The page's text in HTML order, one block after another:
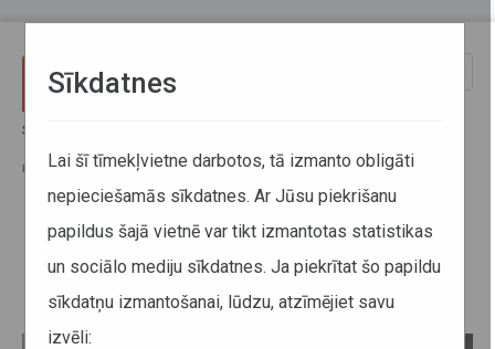
Sākums
negatīvu Covid-19 testu
No 25. janvāra Latvijā varēs
ieceļot, uzrādot tikai viena veida
negatīvu Covid-19 testu
Sīkdatnes
Lai šī tīmekļvietne darbotos, tā izmanto obligāti
nepieciešamās sīkdatnes. Ar Jūsu piekrišanu
papildus šajā vietnē var tikt izmantotas statistikas
un sociālo mediju sīkdatnes. Ja piekrītat šo papildu
sīkdatņu izmantošanai, lūdzu, atzīmējiet savu
izvēli: